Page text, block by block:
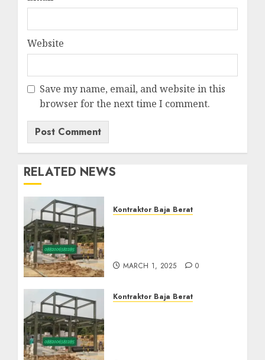
Website
Save my name, email, and website in this
browser for the next time I comment.
RELATED NEWS
Kontraktor Baja Berat
MARCH 1, 2025 0
Kontraktor Baja Berat